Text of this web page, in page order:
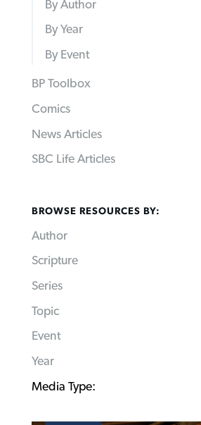
By Author
By Year
By Event
BP Toolbox
Comics
News Articles
SBC Life Articles
BROWSE RESOURCES BY:
Author
Scripture
Series
Topic
Event
Year
Media Type: